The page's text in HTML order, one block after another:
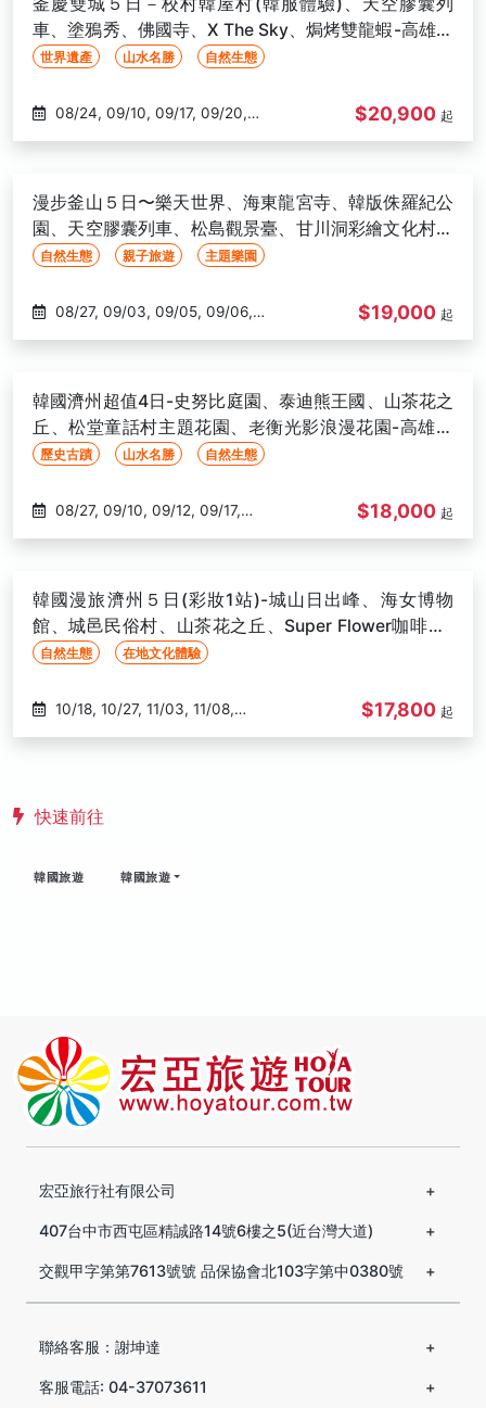
快速前往
韓國旅遊 韓國旅遊
10/13, 10/14, 10/17, 10/20, 10/21,
10/26, 10/27, 10/28, 10/29, 10/31
車、塗鴉秀、佛國寺、X The Sky、焗烤雙龍蝦-高雄出
發世界遺產 山水名勝 自然生態
09/21, 09/27, 09/28, 10/01,
10/26, 10/29, 11/14, 11/16, 11/17,
11/17, 11/18, 11/20, 11/22, 11/26,
11/27, 11/28, 11/30, 12/02, 12/03,
12/07, 12/08, 12/11, 12/13, 12/16,
12/28, 01/02, 01/05, 01/07,
02/16, 02/20, 02/21, 02/22,
02/24, 02/28, 03/04, 03/05,
03/07, 03/08, 03/10, 03/13,
$20,900 起
漫步釜山５日〜樂天世界、海東龍宮寺、韓版侏羅紀公
園、天空膠囊列車、松島觀景臺、甘川洞彩繪文化村、
穿韓服體驗-高雄出發
自然生態 親子旅遊 主題樂園
$19,000 起
韓國濟州超值4日-史努比庭園、泰迪熊王國、山茶花之
丘、松堂童話村主題花園、老衡光影浪漫花園-高雄出
發歷史古蹟 山水名勝 自然生態
09/19, 10/15, 10/17, 10/22, 10/29,
11/21, 11/26, 11/28, 12/03, 12/05,
12/10, 12/12, 12/17, 12/19
$18,000 起
韓國漫旅濟州５日(彩妝1站)-城山日出峰、海女博物
館、城邑民俗村、山茶花之丘、Super Flower咖啡廳-
高雄出發
自然生態 在地文化體驗
11/10, 11/15, 11/17, 11/22, 11/24,
01/17, 01/24, 02/14, 02/16, 02/21,
$17,800 起
宏亞旅行社有限公司
407台中市西屯區精誠路14號6樓之5(近台灣大道)
交觀甲字第第7613號號 品保協會北103字第中0380號
聯絡客服：謝坤達
客服電話: 04-37073611